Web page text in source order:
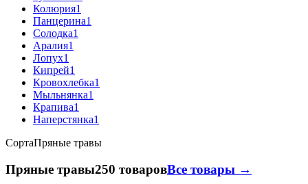
Колюрия1
Панцерина1
Солодка1
Аралия1
Лопух1
Кипрей1
Кровохлебка1
Мыльнянка1
Крапива1
Наперстянка1
СортаПряные травы
Пряные травы250 товаровВсе товары →